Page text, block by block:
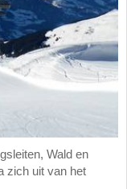
Wald en
zich uit van het